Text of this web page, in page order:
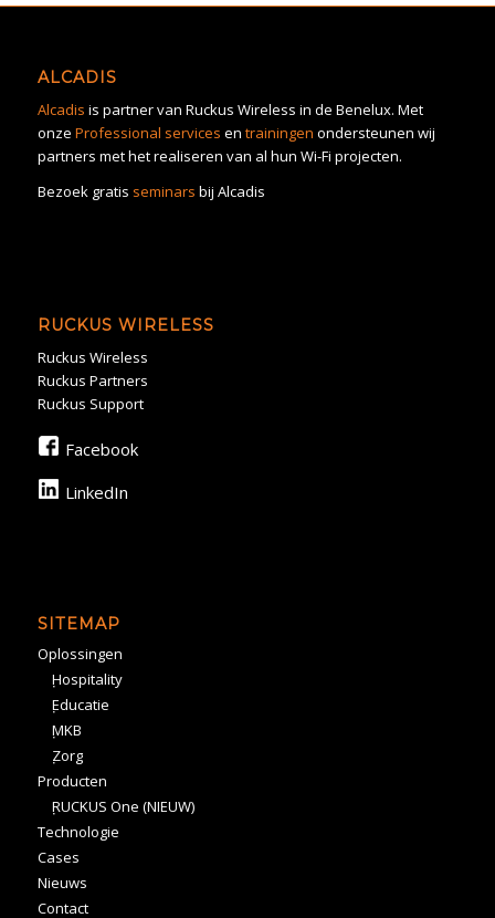
ALCADIS
Alcadis is partner van Ruckus Wireless in de Benelux. Met
onze Professional services en trainingen ondersteunen wij
partners met het realiseren van al hun Wi-Fi projecten.
Bezoek gratis seminars bij Alcadis
RUCKUS WIRELESS
Ruckus Wireless
Ruckus Partners
Ruckus Support
Facebook
LinkedIn
SITEMAP
Oplossingen
Hospitality
Educatie
MKB
Zorg
Producten
RUCKUS One (NIEUW)
Technologie
Cases
Nieuws
Contact